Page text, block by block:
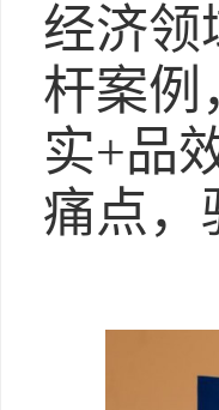
经济领
杆案例
实+品
痛点，